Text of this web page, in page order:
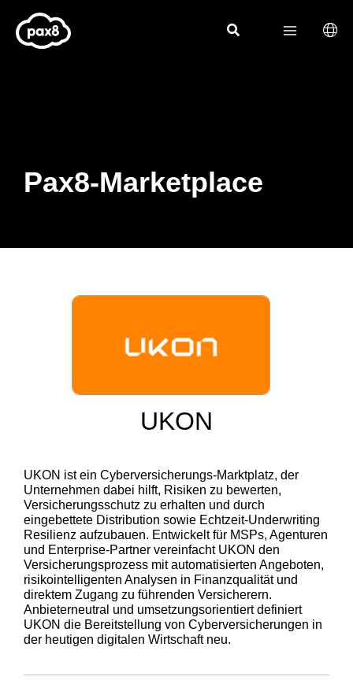
Inhalt
springen
Pax8-Marketplace
UKON
UKON ist ein Cyberversicherungs-Marktplatz, der
Unternehmen dabei hilft, Risiken zu bewerten,
Versicherungsschutz zu erhalten und durch
eingebettete Distribution sowie Echtzeit‑Underwriting
Resilienz aufzubauen. Entwickelt für MSPs, Agenturen
und Enterprise‑Partner vereinfacht UKON den
Versicherungsprozess mit automatisierten Angeboten,
risikointelligenten Analysen in Finanzqualität und
direktem Zugang zu führenden Versicherern.
Anbieterneutral und umsetzungsorientiert definiert
UKON die Bereitstellung von Cyberversicherungen in
der heutigen digitalen Wirtschaft neu.